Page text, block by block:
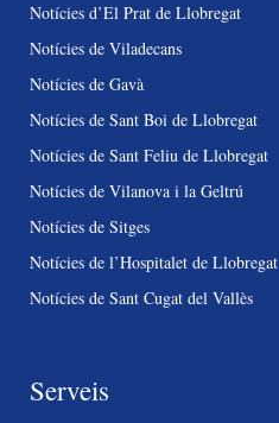
Notícies d’El Prat de Llobregat
Notícies de Viladecans
Notícies de Gavà
Notícies de Sant Boi de Llobregat
Notícies de Sant Feliu de Llobregat
Notícies de Vilanova i la Geltrú
Notícies de Sitges
Notícies de l’Hospitalet de Llobregat
Notícies de Sant Cugat del Vallès
Serveis